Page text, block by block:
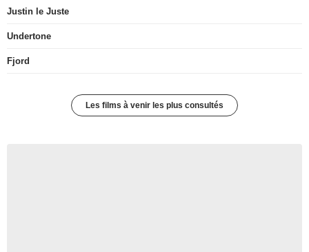
Justin le Juste
Undertone
Fjord
Les films à venir les plus consultés